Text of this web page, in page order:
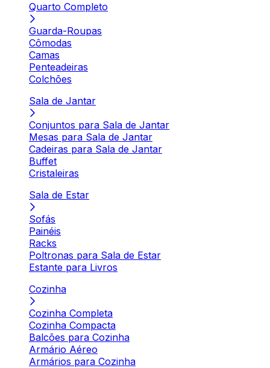
Quarto Completo
Guarda-Roupas
Cômodas
Camas
Penteadeiras
Colchões
Sala de Jantar
Conjuntos para Sala de Jantar
Mesas para Sala de Jantar
Cadeiras para Sala de Jantar
Buffet
Cristaleiras
Sala de Estar
Sofás
Painéis
Racks
Poltronas para Sala de Estar
Estante para Livros
Cozinha
Cozinha Completa
Cozinha Compacta
Balcões para Cozinha
Armário Aéreo
Armários para Cozinha